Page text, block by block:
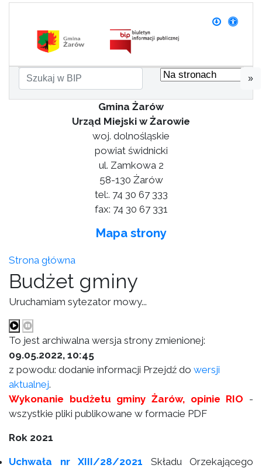
»
Gmina Żarów
Urząd Miejski w Żarowie
woj. dolnośląskie
powiat świdnicki
ul. Zamkowa 2
58-130 Żarów
tel:. 74 30 67 333
fax: 74 30 67 331
Mapa strony
Strona główna
Budżet gminy
Uruchamiam sytezator mowy...
To jest archiwalna wersja strony zmienionej:
09.05.2022, 10:45
z powodu: dodanie informacji Przejdź do wersji
aktualnej.
Wykonanie budżetu gminy Żarów, opinie RIO -
wszystkie pliki publikowane w formacie PDF
Rok 2021
Uchwała nr XIII/28/2021 Składu Orzekającego